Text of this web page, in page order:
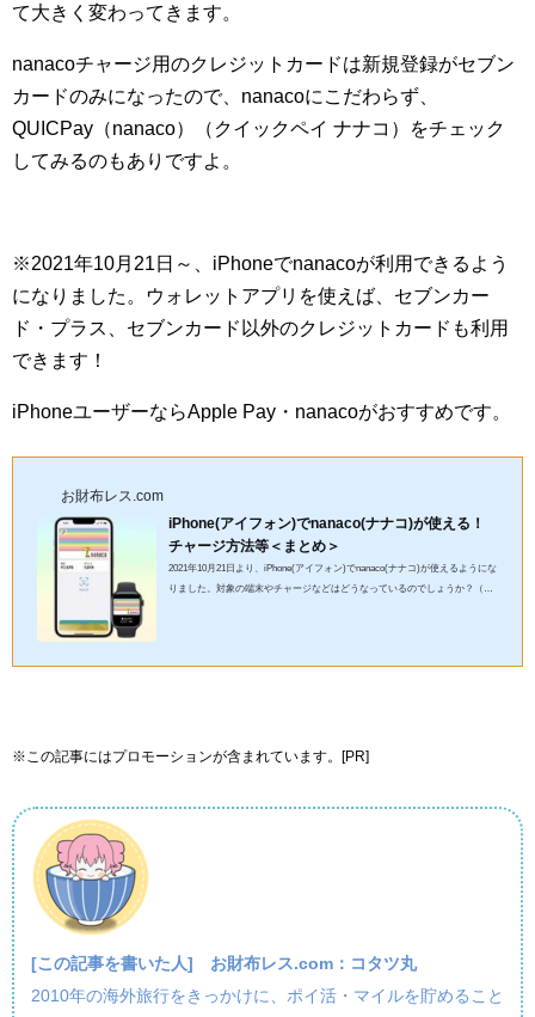
て大きく変わってきます。
nanacoチャージ用のクレジットカードは新規登録がセブン
カードのみになったので、nanacoにこだわらず、
QUICPay（nanaco）（クイックペイ ナナコ）をチェック
してみるのもありですよ。
※2021年10月21日～、iPhoneでnanacoが利用できるよう
になりました。ウォレットアプリを使えば、セブンカー
ド・プラス、セブンカード以外のクレジットカードも利用
できます！
iPhoneユーザーならApple Pay・nanacoがおすすめです。
お財布レス.com
iPhone(アイフォン)でnanaco(ナナコ)が使える！
チャージ方法等＜まとめ＞
2021年10月21日より、iPhone(アイフォン)でnanaco(ナナコ)が使えるようにな
りました。対象の端末やチャージなどはどうなっているのでしょうか？（画
※この記事にはプロモーションが含まれています。[PR]
[この記事を書いた人] お財布レス.com：コタツ丸
2010年の海外旅行をきっかけに、ポイ活・マイルを貯めること